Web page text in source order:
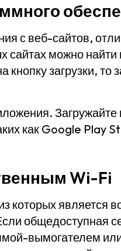
с веб-сайтов,
сайтах можно найти
загрузки, то
как Google Play
Wi-Fi
которых является
общедоступная
вымогателем